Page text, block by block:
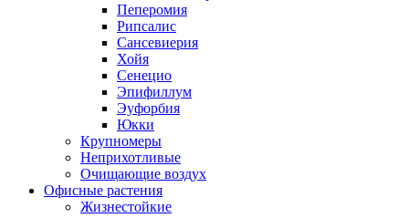
Пеперомия
Рипсалис
Сансевиерия
Хойя
Сенецио
Эпифиллум
Эуфорбия
Юкки
Крупномеры
Неприхотливые
Очищающие воздух
Офисные растения
Жизнестойкие